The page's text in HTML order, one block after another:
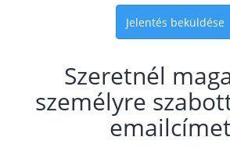
Jelentés beküldése
Szeretnél
személyre